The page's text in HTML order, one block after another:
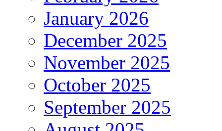
January 2026
December 2025
November 2025
October 2025
September 2025